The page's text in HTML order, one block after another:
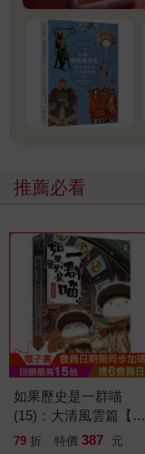
推薦必看
如果歷史是一群喵
(15)：大清風雲篇【萌
貓漫畫學歷史】
79 折 特價 387 元